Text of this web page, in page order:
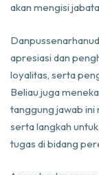
akan mengisi
apresiasi dan
loyalitas, serta
Beliau juga
tanggung jawab ini
serta langkah
tugas di bidang